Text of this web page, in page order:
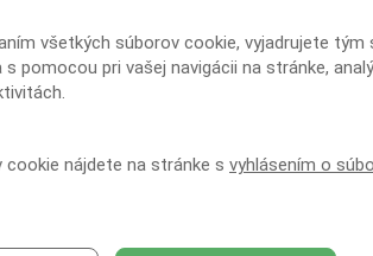
Užívanie injekčných drog a delenie sa o
ihly je u HIV pozitívnych väzňov kriticky
vysoké
užívania injekčných drog vo väzení a
Skupinová liečba
všetkých súborov cookie, vyjadrujete tým
pomocou pri vašej navigácii na stránke,
nájdete na stránke s vyhlásením o